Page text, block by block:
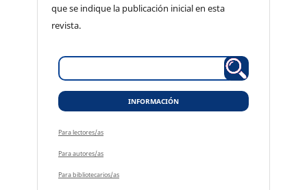
que se indique la publicación inicial en esta
revista.
INFORMACIÓN
Para lectores/as
Para autores/as
Para bibliotecarios/as